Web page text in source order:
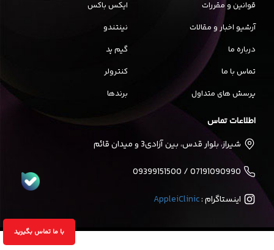
با ما تماس بگیرید
قوانین و مقررات
آرشیو اخبار و مقالات
درباره ما
تماس با ما
پرسش های متداول
ایکس باکس
نینتندو
گیم پد
کنترولر
برندها
اطلاعات تماس
شیراز، بلوار قدس، بین آزادی3 و میدان قائم
07191090990 / 09399151500
اینستاگرام :AppleiClinic